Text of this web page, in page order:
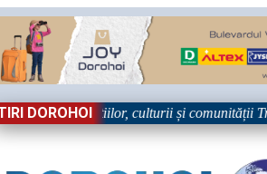
DOROHOI
tradițiilor, culturii și comunității Trei